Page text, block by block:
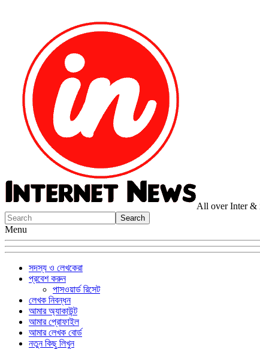
All over Inter &
Menu
সদস্য ও লেখকেরা
প্রবেশ করুন
পাসওয়ার্ড রিসেট
লেখক নিবন্ধন
আমার অ্যাকাউন্ট
আমার প্রোফাইল
আমার লেখক বোর্ড
নতুন কিছু লিখুন